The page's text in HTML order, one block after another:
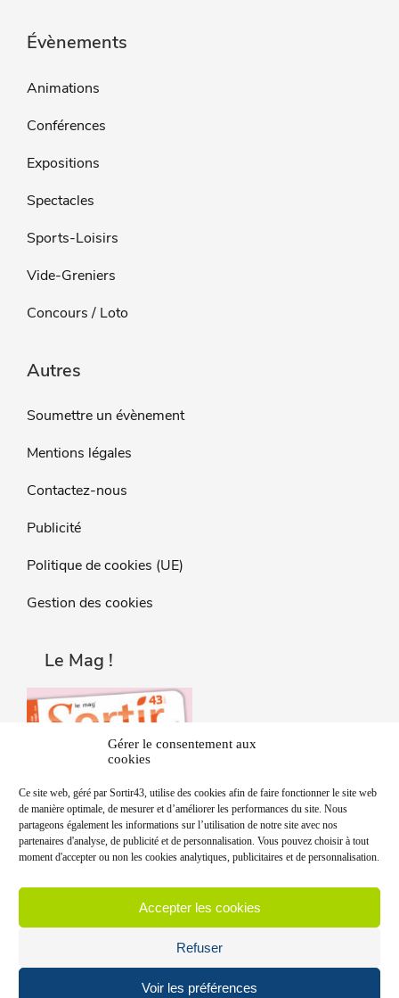
Gérer le consentement aux
cookies
Ce site web, géré par Sortir43, utilise des cookies afin de faire fonctionner le site web
de manière optimale, de mesurer et d’améliorer les performances du site. Nous
partageons également les informations sur l’utilisation de notre site avec nos
partenaires d'analyse, de publicité et de personnalisation. Vous pouvez choisir à tout
moment d'accepter ou non les cookies analytiques, publicitaires et de personnalisation.
Accepter les cookies
Refuser
Voir les préférences
Évènements
Animations
Conférences
Expositions
Spectacles
Sports-Loisirs
Vide-Greniers
Concours / Loto
Autres
Soumettre un évènement
Mentions légales
Contactez-nous
Publicité
Politique de cookies (UE)
Gestion des cookies
Le Mag !